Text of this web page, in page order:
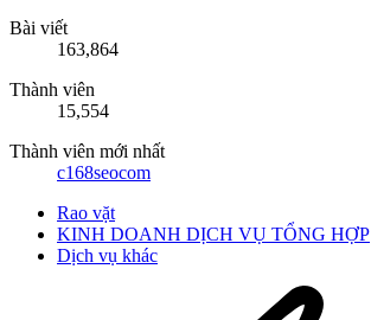
Bài viết
163,864
Thành viên
15,554
Thành viên mới nhất
c168seocom
Rao vặt
KINH DOANH DỊCH VỤ TỔNG HỢP
Dịch vụ khác